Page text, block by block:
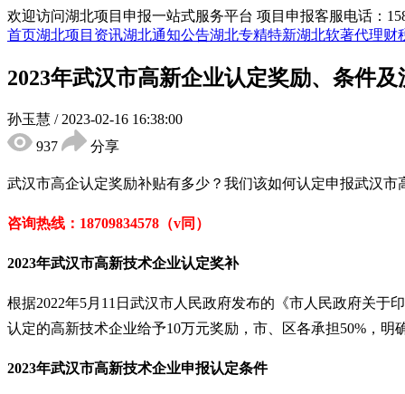
欢迎访问湖北项目申报一站式服务平台 项目申报客服电话：
首页湖北项目资讯湖北通知公告湖北专精特新湖北软著代理财
2023年武汉市高新企业认定奖励、条件及
孙玉慧 / 2023-02-16 16:38:00
937
分享
武汉市高企认定奖励补贴有多少？我们该如何认定申报武汉
咨询热线： 18709834578（v同）
2023年武汉市高新技术企业认定奖补
根据2022年5月11日武汉市人民政府发布的《市人民政府关
认定的高新技术企业给予10万元奖励，市、区各承担50%，明
2023年武汉市高新技术企业申报认定条件